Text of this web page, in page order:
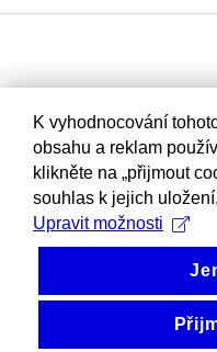
K vyhodnocování
obsahu a reklam
klikněte na „přijmout
souhlas k jejich
Upravit možnosti